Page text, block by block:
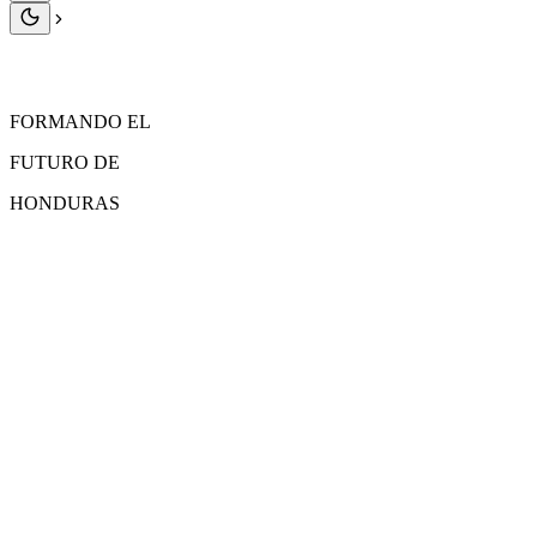
FORMANDO EL
FUTURO DE
HONDURAS